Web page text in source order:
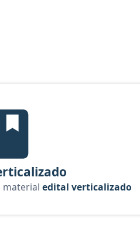
Edital Verticalizado, material
material edital verticalizado